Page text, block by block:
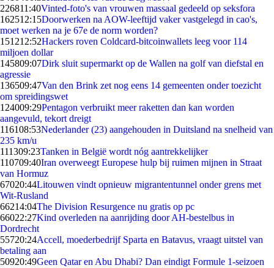
226811:40Vinted-foto's van vrouwen massaal gedeeld op seksfora
162512:15Doorwerken na AOW-leeftijd vaker vastgelegd in cao's,
moet werken na je 67e de norm worden?
151212:52Hackers roven Coldcard-bitcoinwallets leeg voor 114
miljoen dollar
145809:07Dirk sluit supermarkt op de Wallen na golf van diefstal en
agressie
136509:47Van den Brink zet nog eens 14 gemeenten onder toezicht
om spreidingswet
124009:29Pentagon verbruikt meer raketten dan kan worden
aangevuld, tekort dreigt
116108:53Nederlander (23) aangehouden in Duitsland na snelheid van
235 km/u
111309:23Tanken in België wordt nóg aantrekkelijker
110709:40Iran overweegt Europese hulp bij ruimen mijnen in Straat
van Hormuz
67020:44Litouwen vindt opnieuw migrantentunnel onder grens met
Wit-Rusland
66214:04The Division Resurgence nu gratis op pc
66022:27Kind overleden na aanrijding door AH-bestelbus in
Dordrecht
55720:24Accell, moederbedrijf Sparta en Batavus, vraagt uitstel van
betaling aan
50920:49Geen Qatar en Abu Dhabi? Dan eindigt Formule 1-seizoen